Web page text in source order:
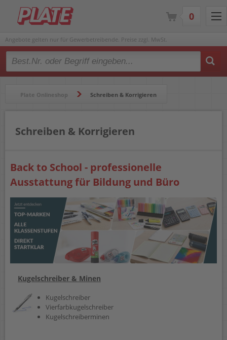
Angebote gelten nur für Gewerbetreibende. Preise zzgl. MwSt.
Type 2 or more characters for results.
Plate Onlineshop Schreiben & Korrigieren
Schreiben & Korrigieren
Back to School - professionelle
Ausstattung für Bildung und Büro
Kugelschreiber & Minen
Kugelschreiber
Vierfarbkugelschreiber
Kugelschreiberminen
0